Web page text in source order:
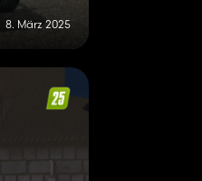
8. März 2025